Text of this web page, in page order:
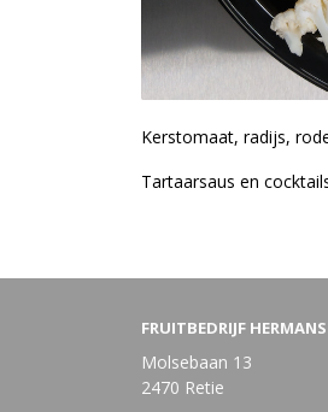
Kerstomaat, radijs,
Tartaarsaus en
FRUITBEDRIJF HERMANS
Molsebaan 13
2470 Retie